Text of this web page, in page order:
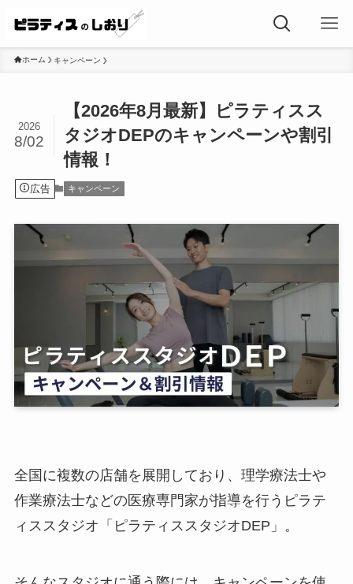
ホーム キャンペーン
【2026年8月最新】ピラティスス
タジオDEPのキャンペーンや割引
情報！
2026
8/02
広告 キャンペーン
全国に複数の店舗を展開しており、理学療法士や
作業療法士などの医療専門家が指導を行うピラテ
ィススタジオ「ピラティススタジオDEP」。